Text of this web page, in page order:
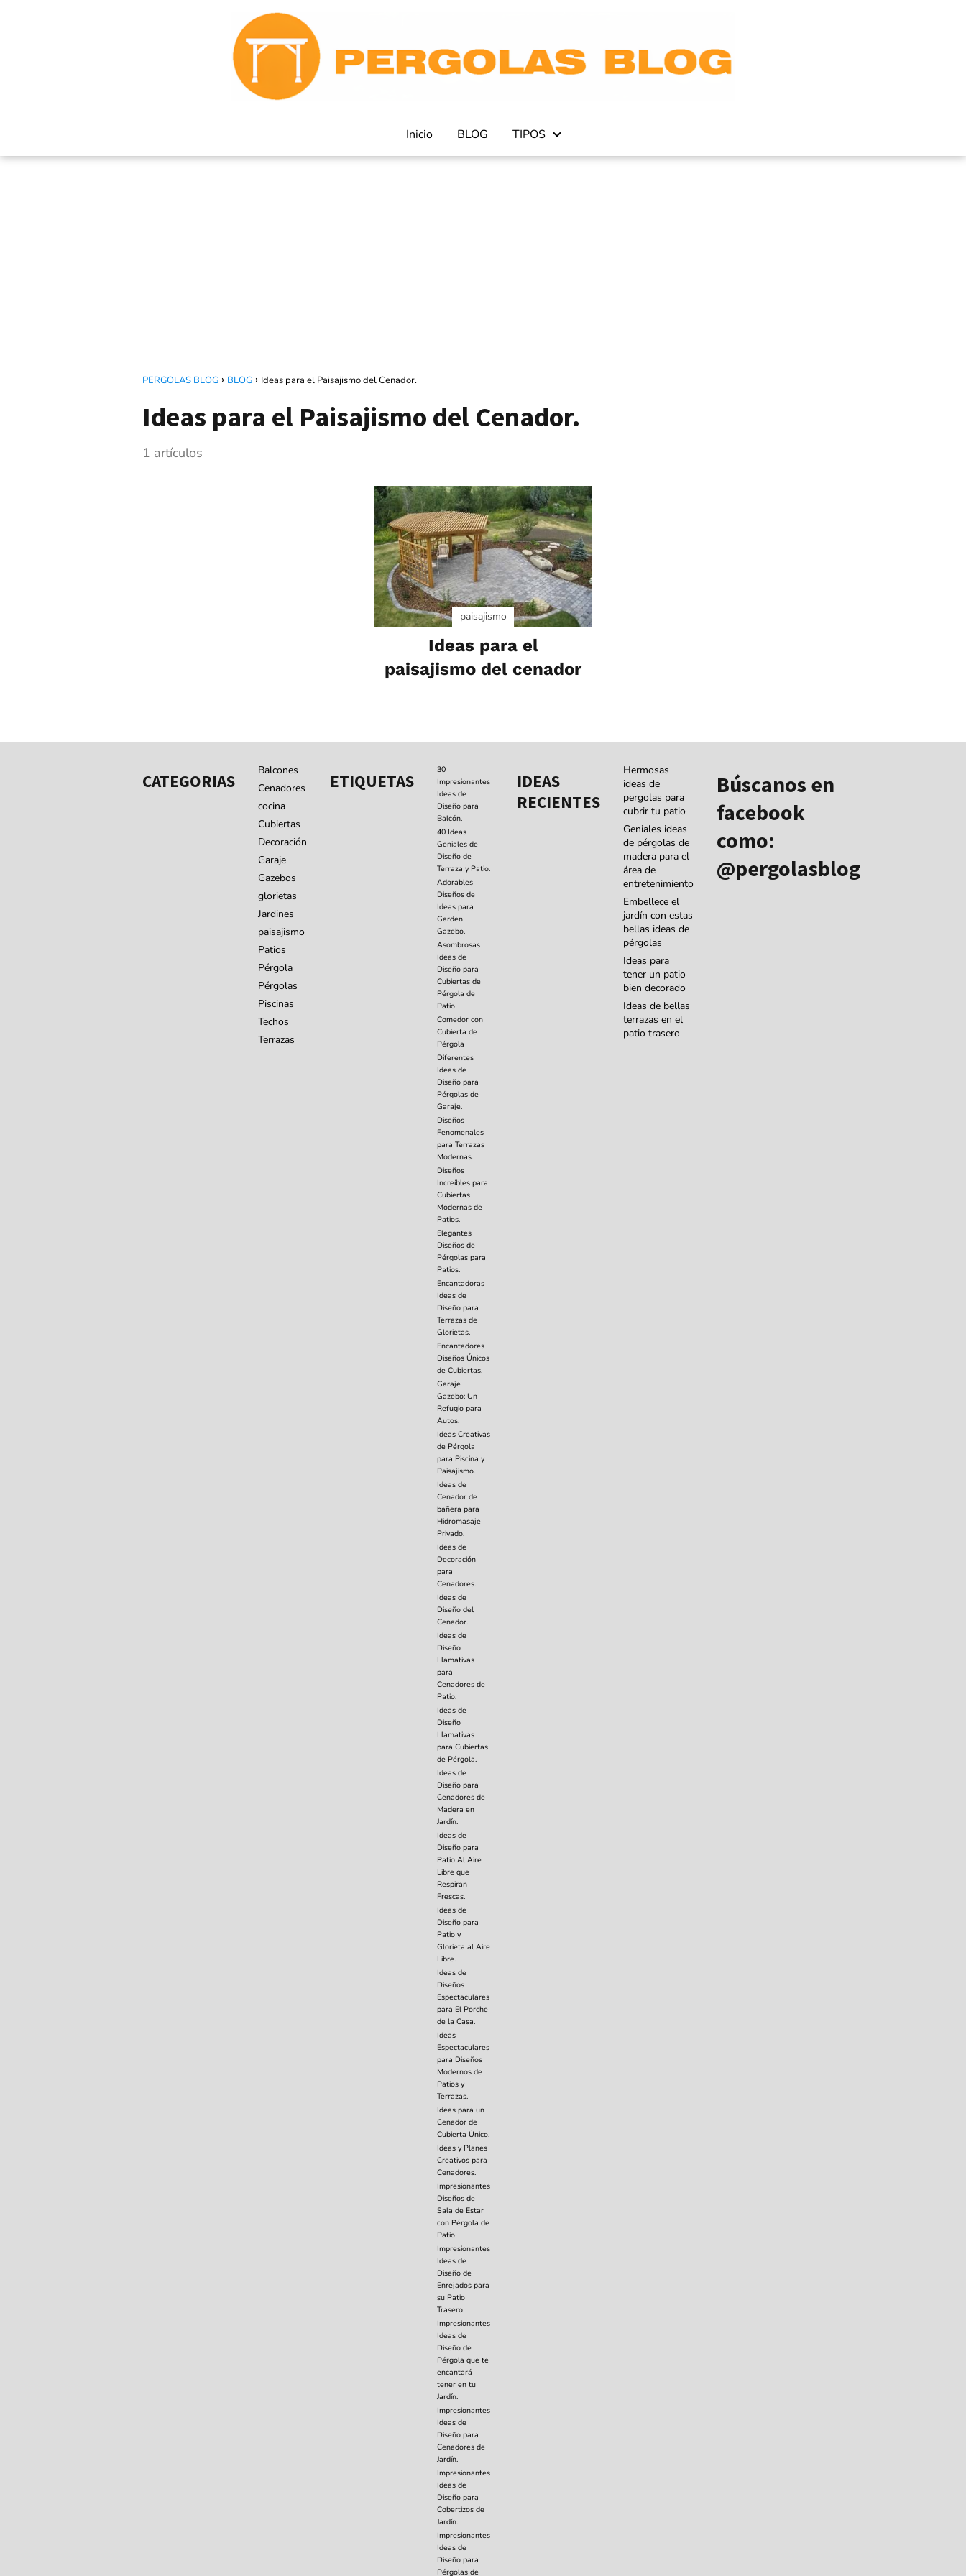
Inicio BLOG TIPOS
PERGOLAS BLOG BLOG Ideas para el Paisajismo del Cenador.
Ideas para el Paisajismo del Cenador.
1 artículos
paisajismo
Ideas para el
paisajismo del cenador
CATEGORIAS
Balcones
Cenadores
cocina
Cubiertas
Decoración
Garaje
Gazebos
glorietas
Jardines
paisajismo
Patios
Pérgola
Pérgolas
Piscinas
Techos
Terrazas
ETIQUETAS
30
Impresionantes
Ideas de
Diseño para
Balcón.
40 Ideas
Geniales de
Diseño de
Terraza y Patio.
Adorables
Diseños de
Ideas para
Garden
Gazebo.
Asombrosas
Ideas de
Diseño para
Cubiertas de
Pérgola de
Patio.
Comedor con
Cubierta de
Pérgola
Diferentes
Ideas de
Diseño para
Pérgolas de
Garaje.
Diseños
Fenomenales
para Terrazas
Modernas.
Diseños
Increíbles para
Cubiertas
Modernas de
Patios.
Elegantes
Diseños de
Pérgolas para
Patios.
Encantadoras
Ideas de
Diseño para
Terrazas de
Glorietas.
Encantadores
Diseños Únicos
de Cubiertas.
Garaje
Gazebo: Un
Refugio para
Autos.
Ideas Creativas
de Pérgola
para Piscina y
Paisajismo.
Ideas de
Cenador de
bañera para
Hidromasaje
Privado.
Ideas de
Decoración
para
Cenadores.
Ideas de
Diseño del
Cenador.
Ideas de
Diseño
Llamativas
para
Cenadores de
Patio.
Ideas de
Diseño
Llamativas
para Cubiertas
de Pérgola.
Ideas de
Diseño para
Cenadores de
Madera en
Jardín.
Ideas de
Diseño para
Patio Al Aire
Libre que
Respiran
Frescas.
Ideas de
Diseño para
Patio y
Glorieta al Aire
Libre.
Ideas de
Diseños
Espectaculares
para El Porche
de la Casa.
Ideas
Espectaculares
para Diseños
Modernos de
Patios y
Terrazas.
Ideas para un
Cenador de
Cubierta Único.
Ideas y Planes
Creativos para
Cenadores.
Impresionantes
Diseños de
Sala de Estar
con Pérgola de
Patio.
Impresionantes
Ideas de
Diseño de
Enrejados para
su Patio
Trasero.
Impresionantes
Ideas de
Diseño de
Pérgola que te
encantará
tener en tu
Jardín.
Impresionantes
Ideas de
Diseño para
Cenadores de
Jardín.
Impresionantes
Ideas de
Diseño para
Cobertizos de
Jardín.
Impresionantes
Ideas de
Diseño para
Pérgolas de
IDEAS
RECIENTES
Hermosas
ideas de
pergolas para
cubrir tu patio
Geniales ideas
de pérgolas de
madera para el
área de
entretenimiento
Embellece el
jardín con estas
bellas ideas de
pérgolas
Ideas para
tener un patio
bien decorado
Ideas de bellas
terrazas en el
patio trasero
Búscanos en
facebook
como:
@pergolasblog